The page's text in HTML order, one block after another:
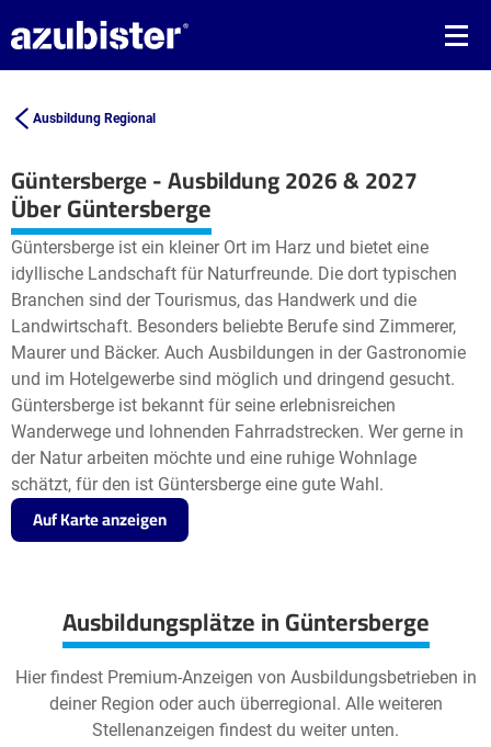
Ausbildung Regional
Güntersberge - Ausbildung 2026 & 2027
+
−
Leaflet| ©OpenStreetMap2 contributors
Über Güntersberge
Güntersberge ist ein kleiner Ort im Harz und bietet eine
idyllische Landschaft für Naturfreunde. Die dort typischen
Branchen sind der Tourismus, das Handwerk und die
Landwirtschaft. Besonders beliebte Berufe sind Zimmerer,
Maurer und Bäcker. Auch Ausbildungen in der Gastronomie
und im Hotelgewerbe sind möglich und dringend gesucht.
Güntersberge ist bekannt für seine erlebnisreichen
Wanderwege und lohnenden Fahrradstrecken. Wer gerne in
der Natur arbeiten möchte und eine ruhige Wohnlage
schätzt, für den ist Güntersberge eine gute Wahl.
Auf Karte anzeigen
Ausbildungsplätze in Güntersberge
Hier findest Premium-Anzeigen von Ausbildungsbetrieben in
deiner Region oder auch überregional. Alle weiteren
Stellenanzeigen findest du weiter unten.